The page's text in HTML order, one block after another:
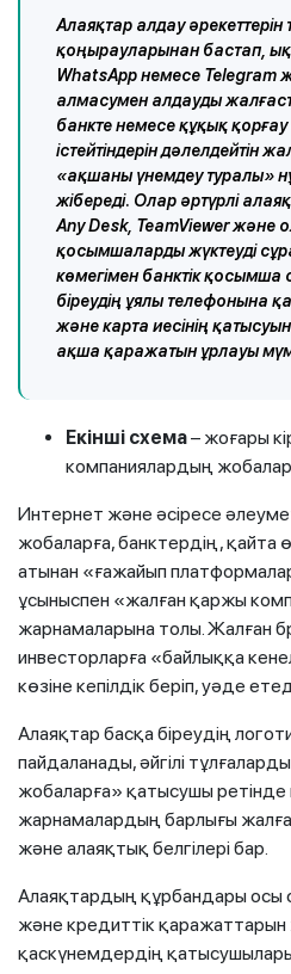
Алаяқтар алдау әрекеттерін
қоңырауларынан бастап,
WhatsApp немесе Telegram
алмасумен алдауды
банкте немесе құқық
істейтіндерін дәлелдейтін
«ақшаны үнемдеу туралы»
жібереді. Олар әртүрлі
Any Desk, TeamViewer және
қосымшаларды жүктеуді
көмегімен банктік қосымша
біреудің ұялы телефонына
және карта иесінің
ақша қаражатын ұрлауы
Екінші схема– жоғары
компаниялардың
Интернет және әсіресе
жобаларға, банктердің, қайта
атынан «ғажайып
ұсыныспен «жалған қаржы
жарнамаларына толы. Жалған
инвесторларға «байлыққа
көзіне кепілдік беріп, уәде
Алаяқтар басқа біреудің
пайдаланады, әйгілі
жобаларға» қатысушы
жарнамалардың барлығы
және алаяқтық белгілері бар.
Алаяқтардың құрбандары осы
және кредиттік қаражаттарын
қаскүнемдердің